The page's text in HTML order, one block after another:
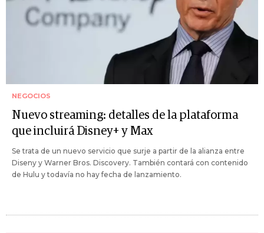
NEGOCIOS
Nuevo streaming: detalles de la plataforma
que incluirá Disney+ y Max
Se trata de un nuevo servicio que surje a partir de la alianza entre
Diseny y Warner Bros. Discovery. También contará con contenido
de Hulu y todavía no hay fecha de lanzamiento.